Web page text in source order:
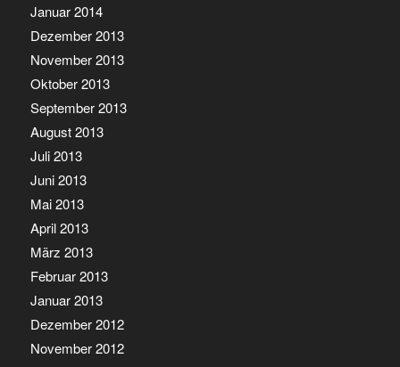
Januar 2014
Dezember 2013
November 2013
Oktober 2013
September 2013
August 2013
Juli 2013
Juni 2013
Mai 2013
April 2013
März 2013
Februar 2013
Januar 2013
Dezember 2012
November 2012